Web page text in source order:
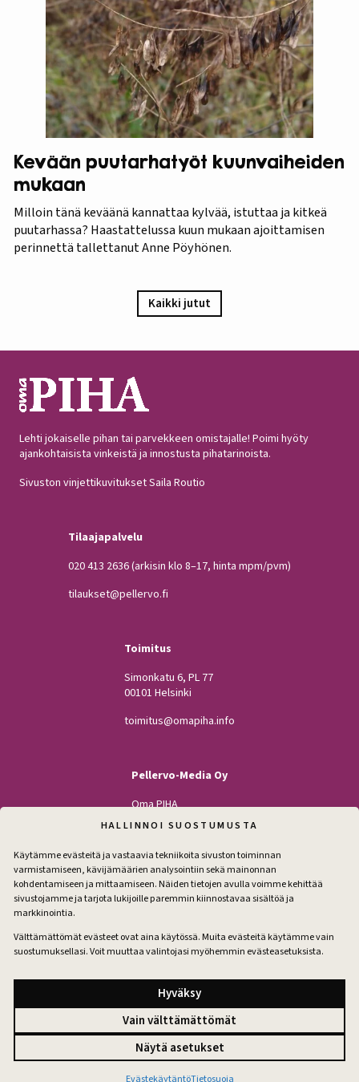
HALLINNOI SUOSTUMUSTA
Käytämme evästeitä ja vastaavia tekniikoita sivuston toiminnan
varmistamiseen, kävijämäärien analysointiin sekä mainonnan
kohdentamiseen ja mittaamiseen. Näiden tietojen avulla voimme kehittää
sivustojamme ja tarjota lukijoille paremmin kiinnostavaa sisältöä ja
markkinointia.
Välttämättömät evästeet ovat aina käytössä. Muita evästeitä käytämme vain
suostumuksellasi. Voit muuttaa valintojasi myöhemmin evästeasetuksista.
Hyväksy
Vain välttämättömät
Näytä asetukset
Kevään puutarhatyöt kuunvaiheiden
mukaan
Milloin tänä keväänä kannattaa kylvää, istuttaa ja kitkeä
puutarhassa? Haastattelussa kuun mukaan ajoittamisen
perinnettä tallettanut Anne Pöyhönen.
Kaikki jutut
Lehti jokaiselle pihan tai parvekkeen omistajalle! Poimi hyöty
ajankohtaisista vinkeistä ja innostusta pihatarinoista.
Sivuston vinjettikuvitukset Saila Routio
Tilaajapalvelu
020 413 2636(arkisin klo 8–17, hinta mpm/pvm)
tilaukset@pellervo.fi
Toimitus
Simonkatu 6, PL 77
00101 Helsinki
toimitus@omapiha.info
Pellervo-Media Oy
Oma PIHA
Kodin Pellervo
Maatilan Pellervo
Facebook
Instagram
EvästeetEvästeasetukset